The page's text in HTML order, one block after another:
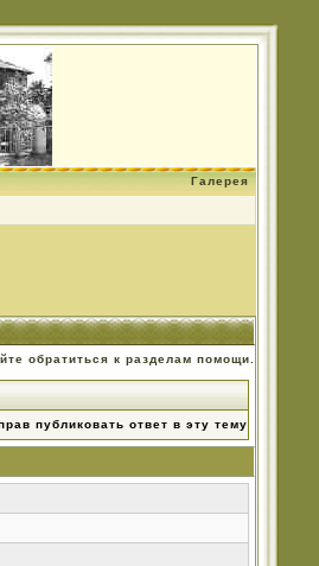
Галерея
обратиться к разделам помощи.
публиковать ответ в эту тему